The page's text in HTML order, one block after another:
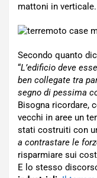
mattoni in verticale.
Secondo quanto
“L’edificio deve
ben collegate tra
segno di pessima
Bisogna ricordare,
vecchi in aree un
stati costruiti con
a contrastare le
risparmiare sui
E lo stesso